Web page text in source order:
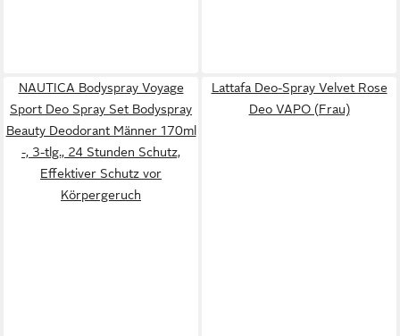
NAUTICA Bodyspray Voyage
Sport Deo Spray Set Bodyspray
Beauty Deodorant Männer 170ml
-, 3-tlg., 24 Stunden Schutz,
Effektiver Schutz vor
Körpergeruch
Lattafa Deo-Spray Velvet Rose
Deo VAPO (Frau)